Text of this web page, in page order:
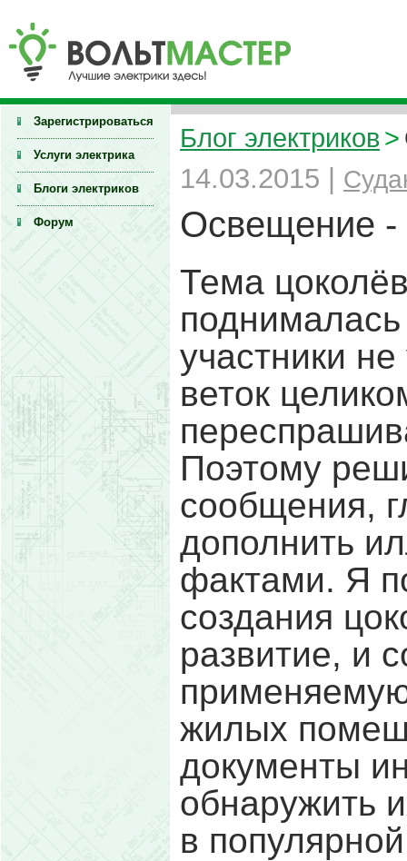
Зарегистрироваться
Услуги электрика
Блоги электриков
Форум
Блог электриков>
14.03.2015 |
Освещение -
Тема
участники
веток
Поэтому
сообщения,
дополнить
фактами. Я
создания
развитие, и
жилых
документы
обнаружить
в